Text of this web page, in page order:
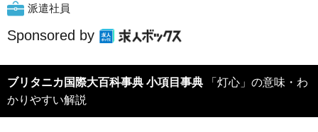
派遣社員
Sponsored by
ブリタニカ国際大百科事典 小項目事典
かりやすい解説